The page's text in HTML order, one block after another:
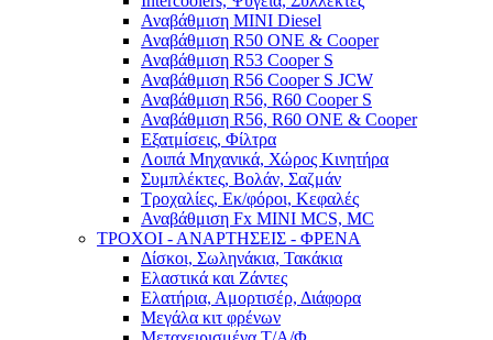
Αναβάθμιση MINI Diesel
Αναβάθμιση R50 ONE & Cooper
Αναβάθμιση R53 Cooper S
Αναβάθμιση R56 Cooper S JCW
Αναβάθμιση R56, R60 Cooper S
Αναβάθμιση R56, R60 ONE & Cooper
Εξατμίσεις, Φίλτρα
Λοιπά Μηχανικά, Χώρος Κινητήρα
Συμπλέκτες, Βολάν, Σαζμάν
Τροχαλίες, Εκ/φόροι, Κεφαλές
Αναβάθμιση Fx MINI MCS, MC
ΤΡΟΧΟΙ - ΑΝΑΡΤΗΣΕΙΣ - ΦΡΕΝΑ
Δίσκοι, Σωληνάκια, Τακάκια
Ελαστικά και Ζάντες
Ελατήρια, Αμορτισέρ, Διάφορα
Μεγάλα κιτ φρένων